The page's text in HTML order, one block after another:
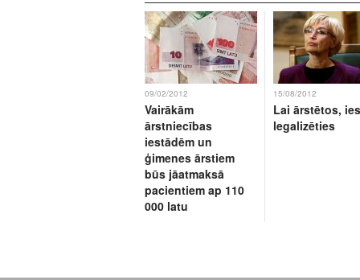
09/02/2012
Vairākām
ārstniecības
iestādēm un
ģimenes ārstiem
būs jāatmaksā
pacientiem ap 110
000 latu
15/08/2012
Lai ārstētos,
legalizēties